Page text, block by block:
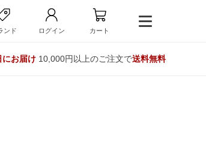
ンド ログイン カート
にお届け10,000円以上のご注文で送料無料